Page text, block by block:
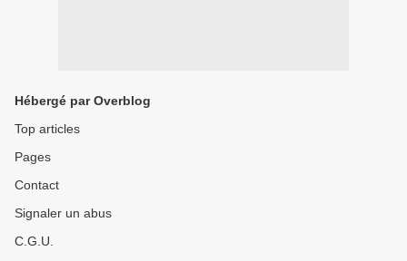
Hébergé par Overblog
Top articles
Pages
Contact
Signaler un abus
C.G.U.